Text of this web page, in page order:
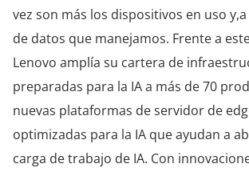
vez son más los dispositivos en uso y,a
de datos que manejamos. Frente a
Lenovo amplía su cartera de
preparadas para la IA a más de 70
nuevas plataformas de servidor de
optimizadas para la IA que ayudan a
carga de trabajo de IA. Con